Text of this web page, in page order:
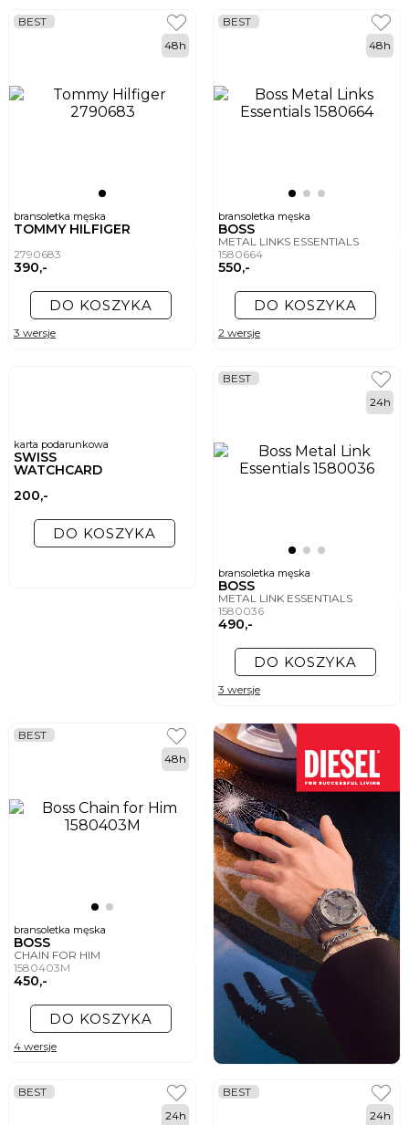
bransoletka męska
TOMMY HILFIGER
2790683
390,-
BEST
48h
DO KOSZYKA
3 wersje
bransoletka męska
BOSS
METAL LINKS ESSENTIALS
1580664
550,-
BEST
48h
DO KOSZYKA
2 wersje
karta podarunkowa
SWISS
WATCHCARD
200,-
DO KOSZYKA
bransoletka męska
BOSS
METAL LINK ESSENTIALS
1580036
490,-
BEST
24h
DO KOSZYKA
3 wersje
bransoletka męska
BOSS
CHAIN FOR HIM
1580403M
450,-
BEST
48h
DO KOSZYKA
4 wersje
BEST
24h
BEST
24h